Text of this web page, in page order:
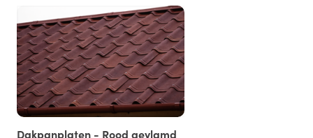
Dakpanplaten - Rood gevlamd